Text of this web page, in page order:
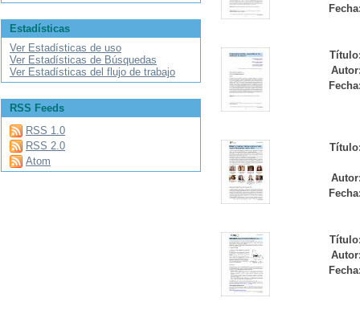
Estadísticas
Ver Estadísticas de uso
Ver Estadísticas de Búsquedas
Ver Estadísticas del flujo de trabajo
RSS Feeds
RSS 1.0
RSS 2.0
Atom